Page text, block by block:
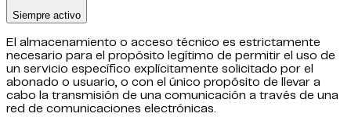
Siempre activo
El almacenamiento o acceso técnico es estrictamente
necesario para el propósito legítimo de permitir el uso de
un servicio específico explícitamente solicitado por el
abonado o usuario, o con el único propósito de llevar a
cabo la transmisión de una comunicación a través de una
red de comunicaciones electrónicas.